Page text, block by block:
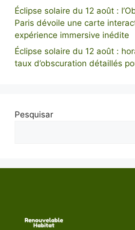
Éclipse solaire du 12 août :
Paris dévoile une carte
expérience immersive inédite
Éclipse solaire du 12 août :
taux d’obscuration détaillés
Pesquisar